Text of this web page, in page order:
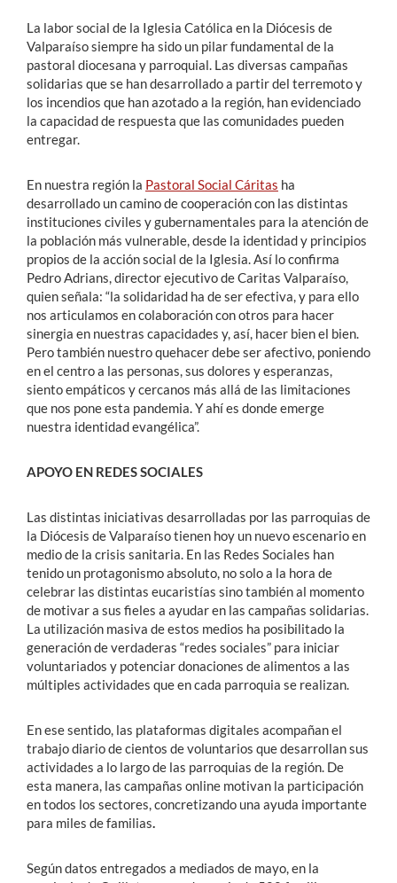
La labor social de la Iglesia Católica en la Diócesis de
Valparaíso siempre ha sido un pilar fundamental de la
pastoral diocesana y parroquial. Las diversas campañas
solidarias que se han desarrollado a partir del terremoto y
los incendios que han azotado a la región, han evidenciado
la capacidad de respuesta que las comunidades pueden
entregar.
En nuestra región la Pastoral Social Cáritas ha
desarrollado un camino de cooperación con las distintas
instituciones civiles y gubernamentales para la atención de
la población más vulnerable, desde la identidad y principios
propios de la acción social de la Iglesia. Así lo confirma
Pedro Adrians, director ejecutivo de Caritas Valparaíso,
quien señala: “la solidaridad ha de ser efectiva, y para ello
nos articulamos en colaboración con otros para hacer
sinergia en nuestras capacidades y, así, hacer bien el bien.
Pero también nuestro quehacer debe ser afectivo, poniendo
en el centro a las personas, sus dolores y esperanzas,
siento empáticos y cercanos más allá de las limitaciones
que nos pone esta pandemia. Y ahí es donde emerge
nuestra identidad evangélica”.
APOYO EN REDES SOCIALES
Las distintas iniciativas desarrolladas por las parroquias de
la Diócesis de Valparaíso tienen hoy un nuevo escenario en
medio de la crisis sanitaria. En las Redes Sociales han
tenido un protagonismo absoluto, no solo a la hora de
celebrar las distintas eucaristías sino también al momento
de motivar a sus fieles a ayudar en las campañas solidarias.
La utilización masiva de estos medios ha posibilitado la
generación de verdaderas “redes sociales” para iniciar
voluntariados y potenciar donaciones de alimentos a las
múltiples actividades que en cada parroquia se realizan.
En ese sentido, las plataformas digitales acompañan el
trabajo diario de cientos de voluntarios que desarrollan sus
actividades a lo largo de las parroquias de la región. De
esta manera, las campañas online motivan la participación
en todos los sectores, concretizando una ayuda importante
para miles de familias.
Según datos entregados a mediados de mayo, en la